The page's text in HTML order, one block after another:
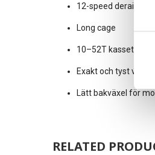
12-speed derailleur
Long cage
10–52T kassett
Exakt och tyst växling
Lätt bakväxel för
RELATED